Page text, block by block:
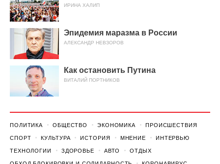
ИРИНА ХАЛИП
Эпидемия маразма в России
АЛЕКСАНДР НЕВЗОРОВ
Как остановить Путина
ВИТАЛИЙ ПОРТНИКОВ
ПОЛИТИКА ОБЩЕСТВО ЭКОНОМИКА ПРОИСШЕСТВИЯ
СПОРТ КУЛЬТУРА ИСТОРИЯ МНЕНИЕ ИНТЕРВЬЮ
ТЕХНОЛОГИИ ЗДОРОВЬЕ АВТО ОТДЫХ